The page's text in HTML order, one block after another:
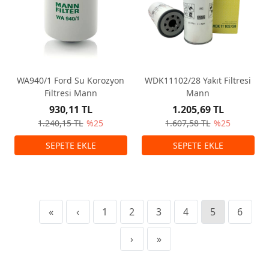
WA940/1 Ford Su Korozyon
Filtresi Mann
1.240,15 TL %25
930,11 TL
WDK11102/28 Yakıt Filtresi
Mann
1.607,58 TL %25
1.205,69 TL
« ‹ 1 2 3 4 5 6
› »